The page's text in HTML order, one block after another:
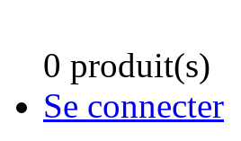
0 produit(s)
Se connecter